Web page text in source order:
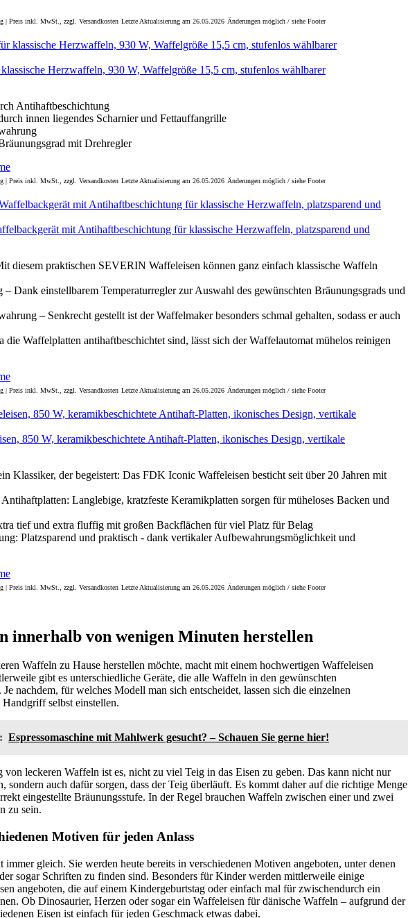
| Preis inkl. MwSt., zzgl. Versandkosten Letzte Aktualisierung am 26.05.2026 Änderungen möglich / siehe Footer
Herzwaffeln, 930 W, Waffelgröße 15,5 cm, stufenlos wählbarer
Antihaftbeschichtung
innen liegendes Scharnier und Fettauffangrille
mit Drehregler
| Preis inkl. MwSt., zzgl. Versandkosten Letzte Aktualisierung am 26.05.2026 Änderungen möglich / siehe Footer
mit Antihaftbeschichtung für klassische Herzwaffeln, platzsparend und
diesem praktischen SEVERIN Waffeleisen können ganz einfach klassische Waffeln
Dank einstellbarem Temperaturregler zur Auswahl des gewünschten Bräunungsgrads und
– Senkrecht gestellt ist der Waffelmaker besonders schmal gehalten, sodass er auch
die Waffelplatten antihaftbeschichtet sind, lässt sich der Waffelautomat mühelos reinigen
| Preis inkl. MwSt., zzgl. Versandkosten Letzte Aktualisierung am 26.05.2026 Änderungen möglich / siehe Footer
850 W, keramikbeschichtete Antihaft-Platten, ikonisches Design, vertikale
Klassiker, der begeistert: Das FDK Iconic Waffeleisen besticht seit über 20 Jahren mit
Langlebige, kratzfeste Keramikplatten sorgen für müheloses Backen und
tief und extra fluffig mit großen Backflächen für viel Platz für Belag
Platzsparend und praktisch - dank vertikaler Aufbewahrungsmöglichkeit und
| Preis inkl. MwSt., zzgl. Versandkosten Letzte Aktualisierung am 26.05.2026 Änderungen möglich / siehe Footer
innerhalb von wenigen Minuten herstellen
Waffeln zu Hause herstellen möchte, macht mit einem hochwertigen Waffeleisen
gibt es unterschiedliche Geräte, die alle Waffeln in den gewünschten
nachdem, für welches Modell man sich entscheidet, lassen sich die einzelnen
selbst einstellen.
Espressomaschine mit Mahlwerk gesucht? – Schauen Sie gerne hier!
leckeren Waffeln ist es, nicht zu viel Teig in das Eisen zu geben. Das kann nicht nur
sondern auch dafür sorgen, dass der Teig überläuft. Es kommt daher auf die richtige Menge
eingestellte Bräunungsstufe. In der Regel brauchen Waffeln zwischen einer und zwei
zu sein.
Motiven für jeden Anlass
gleich. Sie werden heute bereits in verschiedenen Motiven angeboten, unter denen
sogar Schriften zu finden sind. Besonders für Kinder werden mittlerweile einige
angeboten, die auf einem Kindergeburtstag oder einfach mal für zwischendurch ein
Ob Dinosaurier, Herzen oder sogar ein Waffeleisen für dänische Waffeln – aufgrund der
Eisen ist einfach für jeden Geschmack etwas dabei.